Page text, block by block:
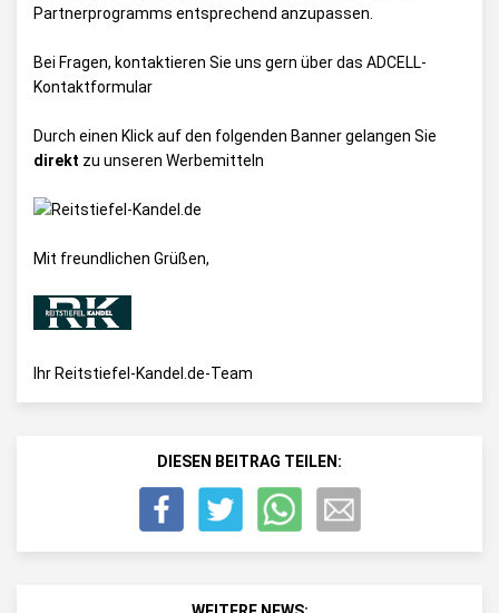
Partnerprogramms entsprechend anzupassen.
Bei Fragen, kontaktieren Sie uns gern über das ADCELL-
Kontaktformular
Durch einen Klick auf den folgenden Banner gelangen Sie
direkt zu unseren Werbemitteln
Mit freundlichen Grüßen,
Ihr Reitstiefel-Kandel.de-Team
DIESEN BEITRAG TEILEN: